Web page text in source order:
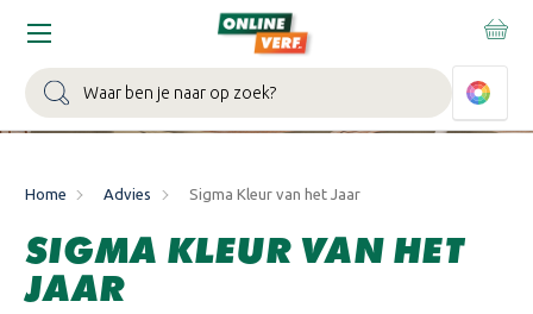
Zoeken
Home Advies Sigma Kleur van het Jaar
SIGMA KLEUR VAN HET
JAAR